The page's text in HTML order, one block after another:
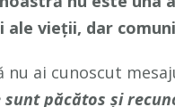
ale vieții, dar
nu ai cunoscut
sunt păcătos și